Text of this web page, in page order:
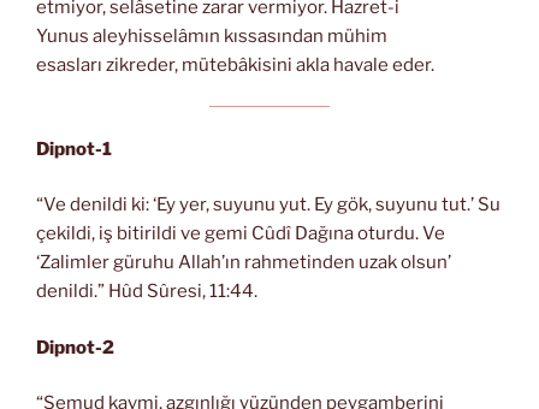
etmiyor, selâsetine zarar vermiyor. Hazret-i
Yunus aleyhisselâmın kıssasından mühim
esasları zikreder, mütebâkisini akla havale eder.
Dipnot-1
“Ve denildi ki: ‘Ey yer, suyunu yut. Ey gök, suyunu tut.’ Su
çekildi, iş bitirildi ve gemi Cûdî Dağına oturdu. Ve
‘Zalimler güruhu Allah’ın rahmetinden uzak olsun’
denildi.” Hûd Sûresi, 11:44.
Dipnot-2
“Semud kavmi, azgınlığı yüzünden peygamberini